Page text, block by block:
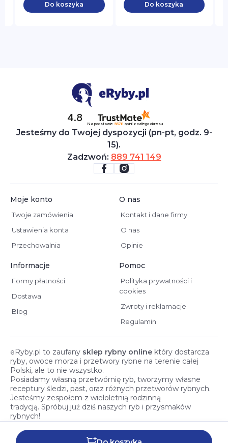
Do koszyka Do koszyka
4.8
Na podstawie 5678 opinii z całego okresu
Jesteśmy do Twojej dyspozycji (pn-pt, godz. 9-
15).
Zadzwoń: 889 741 149
Moje konto
Twoje zamówienia
Ustawienia konta
Przechowalnia
O nas
Kontakt i dane firmy
O nas
Opinie
Informacje
Formy płatności
Dostawa
Blog
Pomoc
Polityka prywatności i
cookies
Zwroty i reklamacje
Regulamin
eRyby.pl to zaufany sklep rybny online który dostarcza
ryby, owoce morza i przetwory rybne na terenie całej
Polski, ale to nie wszystko.
Posiadamy własną przetwórnię ryb, tworzymy własne
receptury śledzi, past, oraz różnych przetworów rybnych.
Jesteśmy zespołem z wieloletnią rodzinną
tradycją. Spróbuj już dziś naszych ryb i przysmaków
rybnych!